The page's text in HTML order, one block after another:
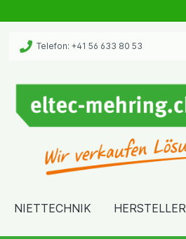
Telefon: +41 56 633 80 53
NIETTECHNIK HERSTELLER